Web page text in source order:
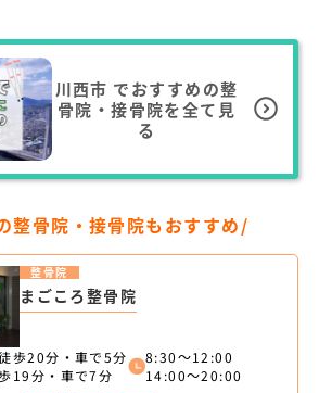
川西市 でおすすめの整
骨院・接骨院を全て見
る
整骨院・接骨院もおすすめ/
まごころ整骨院
整骨院
歩20分・車で5分
19分・車で7分
8:30～12:00
14:00～20:00